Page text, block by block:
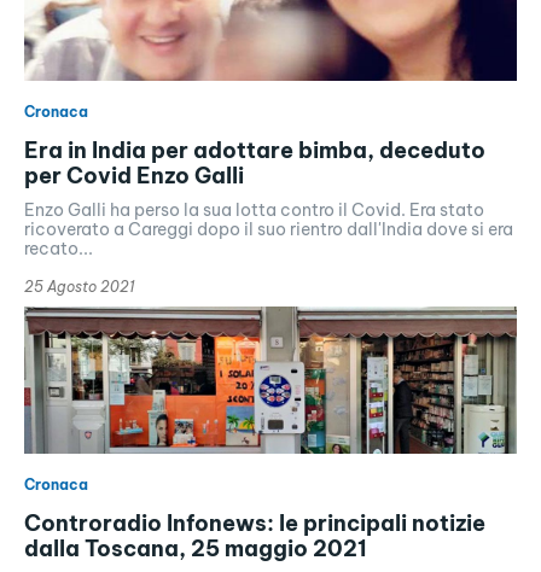
Cronaca
Era in India per adottare bimba, deceduto
per Covid Enzo Galli
Enzo Galli ha perso la sua lotta contro il Covid. Era stato
ricoverato a Careggi dopo il suo rientro dall'India dove si era
recato...
25 Agosto 2021
Cronaca
Controradio Infonews: le principali notizie
dalla Toscana, 25 maggio 2021